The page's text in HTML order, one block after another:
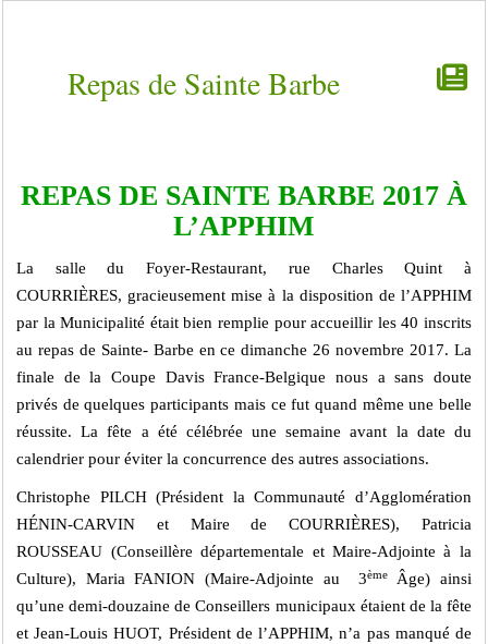
Repas de Sainte Barbe
REPAS DE SAINTE BARBE 2017 À
L’APPHIM
La salle du Foyer-Restaurant, rue Charles Quint à
COURRIÈRES, gracieusement mise à la disposition de l’APPHIM
par la Municipalité était bien remplie pour accueillir les 40 inscrits
au repas de Sainte- Barbe en ce dimanche 26 novembre 2017. La
finale de la Coupe Davis France-Belgique nous a sans doute
privés de quelques participants mais ce fut quand même une belle
réussite. La fête a été célébrée une semaine avant la date du
calendrier pour éviter la concurrence des autres associations.
Christophe PILCH (Président la Communauté d’Agglomération
HÉNIN-CARVIN et Maire de COURRIÈRES), Patricia
ROUSSEAU (Conseillère départementale et Maire-Adjointe à la
Culture), Maria FANION (Maire-Adjointe au 3èmeÂge) ainsi
qu’une demi-douzaine de Conseillers municipaux étaient de la fête
et Jean-Louis HUOT, Président de l’APPHIM, n’a pas manqué de